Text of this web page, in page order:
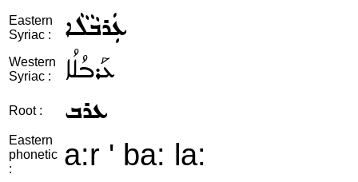
Eastern
Syriac :
ܥܲܪܒܵܠܵܐ
Western
Syriac :
ܥܰܪܒܳܠܳܐ
Root : ܥܪܒ
Eastern
phonetic
:
a:r ' ba: la: